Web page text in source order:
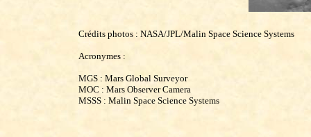
Crédits photos : NASA/JPL/Malin Space Science Systems
Acronymes :
MGS : Mars Global Surveyor
MOC : Mars Observer Camera
MSSS : Malin Space Science Systems